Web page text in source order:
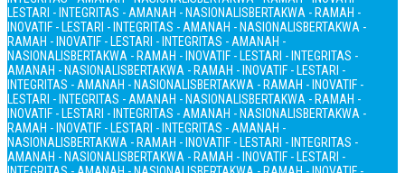
LESTARI - INTEGRITAS - AMANAH - NASIONALISBERTAKWA - RAMAH -
INOVATIF - LESTARI - INTEGRITAS - AMANAH - NASIONALISBERTAKWA -
RAMAH - INOVATIF - LESTARI - INTEGRITAS - AMANAH -
NASIONALISBERTAKWA - RAMAH - INOVATIF - LESTARI - INTEGRITAS -
AMANAH - NASIONALISBERTAKWA - RAMAH - INOVATIF - LESTARI -
INTEGRITAS - AMANAH - NASIONALISBERTAKWA - RAMAH - INOVATIF -
LESTARI - INTEGRITAS - AMANAH - NASIONALISBERTAKWA - RAMAH -
INOVATIF - LESTARI - INTEGRITAS - AMANAH - NASIONALISBERTAKWA -
RAMAH - INOVATIF - LESTARI - INTEGRITAS - AMANAH -
NASIONALISBERTAKWA - RAMAH - INOVATIF - LESTARI - INTEGRITAS -
AMANAH - NASIONALISBERTAKWA - RAMAH - INOVATIF - LESTARI -